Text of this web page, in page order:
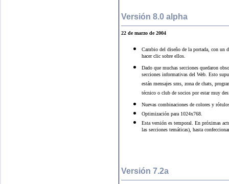
Versión 8.0 alpha
22 de marzo de 2004
Cambio del diseño de la portada, con un
hacer clic sobre ellos.
Dado que muchas secciones quedaron
secciones informativas del Web. Esto
están mensajes sms, zona de chats,
técnico o club de socios por estar muy
Nuevas combinaciones de colores y
Optimización para 1024x768.
Esta versión es temporal. En próximas
las secciones temáticas), hasta
Versión 7.2a